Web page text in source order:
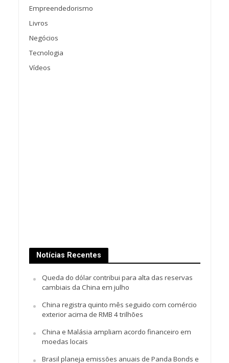
Empreendedorismo
Livros
Negócios
Tecnologia
Vídeos
Notícias Recentes
Queda do dólar contribui para alta das reservas
cambiais da China em julho
China registra quinto mês seguido com comércio
exterior acima de RMB 4 trilhões
China e Malásia ampliam acordo financeiro em
moedas locais
Brasil planeja emissões anuais de Panda Bonds e